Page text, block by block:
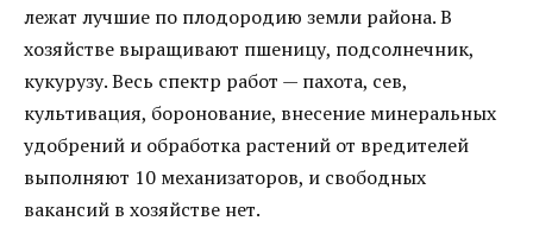
лежат лучшие по плодородию земли района. В
хозяйстве выращивают пшеницу, подсолнечник,
кукурузу. Весь спектр работ — пахота, сев,
культивация, боронование, внесение минеральных
удобрений и обработка растений от вредителей
выполняют 10 механизаторов, и свободных
вакансий в хозяйстве нет.